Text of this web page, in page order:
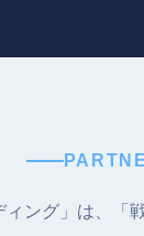
ィング」は、「